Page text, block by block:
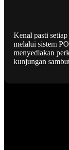
Kenal pasti
melalui sistem
menyediakan
kunjungan